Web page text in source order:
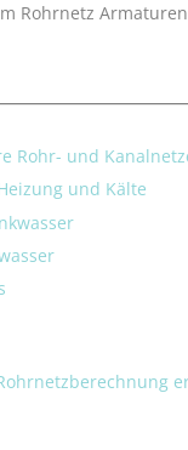
Rohrnetz
Rohr- und
und Kälte